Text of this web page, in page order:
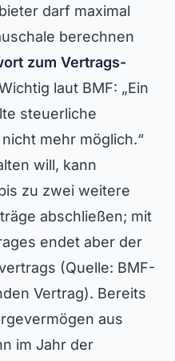
darf maximal
berechnen
zum Vertrags-
laut BMF: „Ein
steuerliche
mehr möglich.“
will, kann
zu zwei weitere
abschließen; mit
endet aber der
(Quelle: BMF-
Vertrag). Bereits
aus
im Jahr der